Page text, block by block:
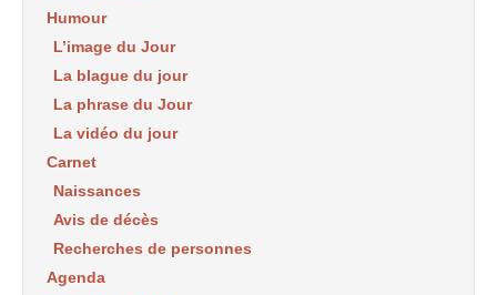
Humour
L’image du Jour
La blague du jour
La phrase du Jour
La vidéo du jour
Carnet
Naissances
Avis de décès
Recherches de personnes
Agenda